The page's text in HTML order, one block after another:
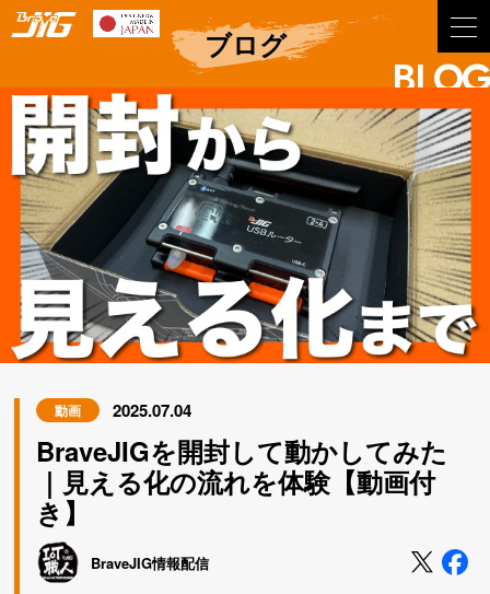
BraveJIGブログ
BLOG
BraveJIGを開封して動かしてみた
｜見える化の流れを体験【動画付
き】
動画 2025.07.04
BraveJIG情報配信